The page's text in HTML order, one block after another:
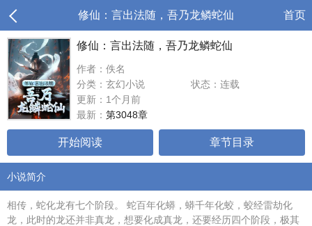
修仙：言出法随，吾乃龙鳞蛇仙 首页
修仙：言出法随，吾乃龙鳞蛇仙
作者：佚名
分类：玄幻小说
状态：连载
更新：1个月前
最新： 第3048章
开始阅读 章节目录
小说简介
相传，蛇化龙有七个阶段。 蛇百年化蟒，蟒千年化蛟，蛟经雷劫化
龙，此时的龙还并非真龙，想要化成真龙，还要经历四个阶段，极其